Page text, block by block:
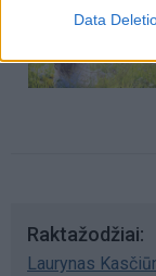
Data
Raktažodžiai
Laurynas